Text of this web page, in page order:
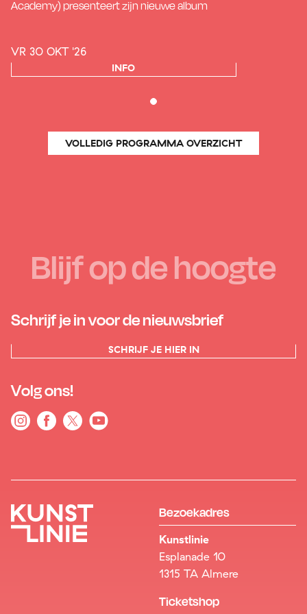
Academy) presenteert zijn nieuwe album
VR 30 OKT '26
INFO
VOLLEDIG PROGRAMMA OVERZICHT
Blijf op de hoogte
Schrijf je in voor de nieuwsbrief
SCHRIJF JE HIER IN
Volg ons!
Bezoekadres
Kunstlinie
Esplanade 10
1315 TA Almere
Ticketshop